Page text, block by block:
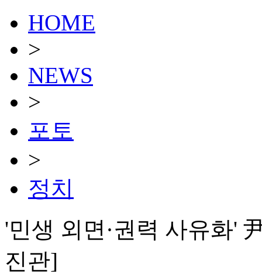
HOME
>
NEWS
>
포토
>
정치
'민생 외면·권력 사유화'
진관]